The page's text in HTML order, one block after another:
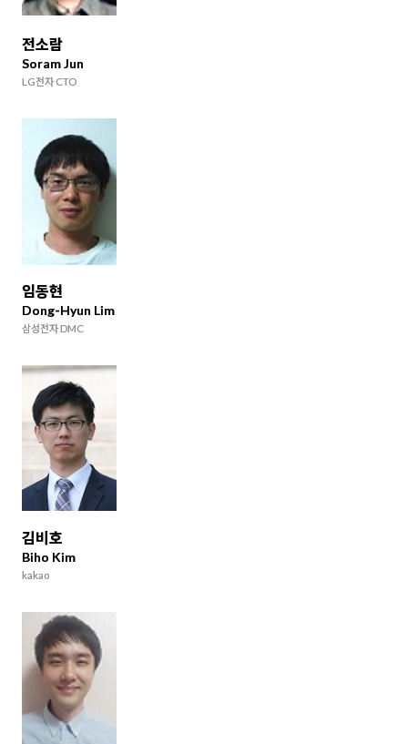
전소람
Soram Jun
LG전자 CTO
임동현
Dong-Hyun Lim
삼성전자 DMC
김비호
Biho Kim
kakao